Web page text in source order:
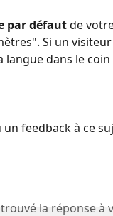
par défaut de
Si un
langue dans le
feedback à ce
la réponse à